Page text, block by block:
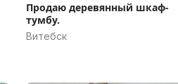
Продаю деревянный шкаф-
тумбу.
Витебск